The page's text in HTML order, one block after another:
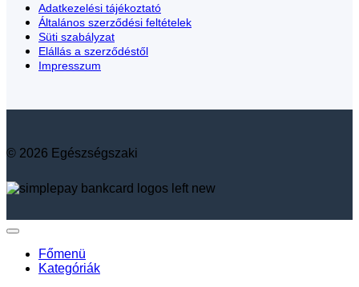
Adatkezelési tájékoztató
Általános szerződési feltételek
Süti szabályzat
Elállás a szerződéstől
Impresszum
© 2026 Egészségszaki
Főmenü
Kategóriák